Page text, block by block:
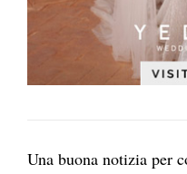
Una buona notizia per